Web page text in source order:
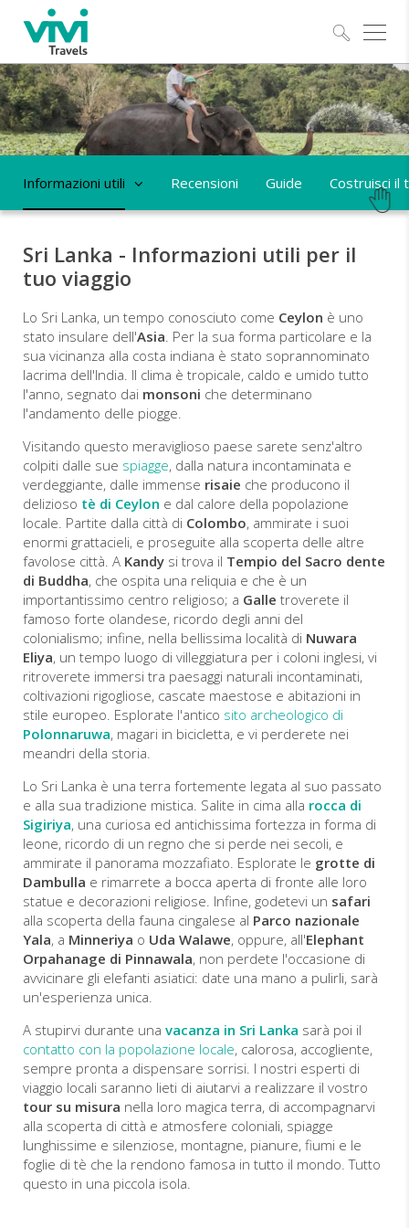
Informazioni utili Recensioni Guide Costruisci il
Sri Lanka - Informazioni utili per il
tuo viaggio
Lo Sri Lanka, un tempo conosciuto come Ceylon è uno
stato insulare dell'Asia. Per la sua forma particolare e la
sua vicinanza alla costa indiana è stato soprannominato
lacrima dell'India. Il clima è tropicale, caldo e umido tutto
l'anno, segnato dai monsoni che determinano
l'andamento delle piogge.
Visitando questo meraviglioso paese sarete senz'altro
colpiti dalle sue spiagge, dalla natura incontaminata e
verdeggiante, dalle immense risaie che producono il
delizioso tè di Ceylon e dal calore della popolazione
locale. Partite dalla città di Colombo, ammirate i suoi
enormi grattacieli, e proseguite alla scoperta delle altre
favolose città. A Kandy si trova il Tempio del Sacro dente
di Buddha, che ospita una reliquia e che è un
importantissimo centro religioso; a Galle troverete il
famoso forte olandese, ricordo degli anni del
colonialismo; infine, nella bellissima località di Nuwara
Eliya, un tempo luogo di villeggiatura per i coloni inglesi, vi
ritroverete immersi tra paesaggi naturali incontaminati,
coltivazioni rigogliose, cascate maestose e abitazioni in
stile europeo. Esplorate l'antico sito archeologico di
Polonnaruwa, magari in bicicletta, e vi perderete nei
meandri della storia.
Lo Sri Lanka è una terra fortemente legata al suo passato
e alla sua tradizione mistica. Salite in cima alla rocca di
Sigiriya, una curiosa ed antichissima fortezza in forma di
leone, ricordo di un regno che si perde nei secoli, e
ammirate il panorama mozzafiato. Esplorate le grotte di
Dambulla e rimarrete a bocca aperta di fronte alle loro
statue e decorazioni religiose. Infine, godetevi un safari
alla scoperta della fauna cingalese al Parco nazionale
Yala, a Minneriya o Uda Walawe, oppure, all'Elephant
Orpahanage di Pinnawala, non perdete l'occasione di
avvicinare gli elefanti asiatici: date una mano a pulirli, sarà
un'esperienza unica.
A stupirvi durante una vacanza in Sri Lanka sarà poi il
contatto con la popolazione locale, calorosa, accogliente,
sempre pronta a dispensare sorrisi. I nostri esperti di
viaggio locali saranno lieti di aiutarvi a realizzare il vostro
tour su misura nella loro magica terra, di accompagnarvi
alla scoperta di città e atmosfere coloniali, spiagge
lunghissime e silenziose, montagne, pianure, fiumi e le
foglie di tè che la rendono famosa in tutto il mondo. Tutto
questo in una piccola isola.